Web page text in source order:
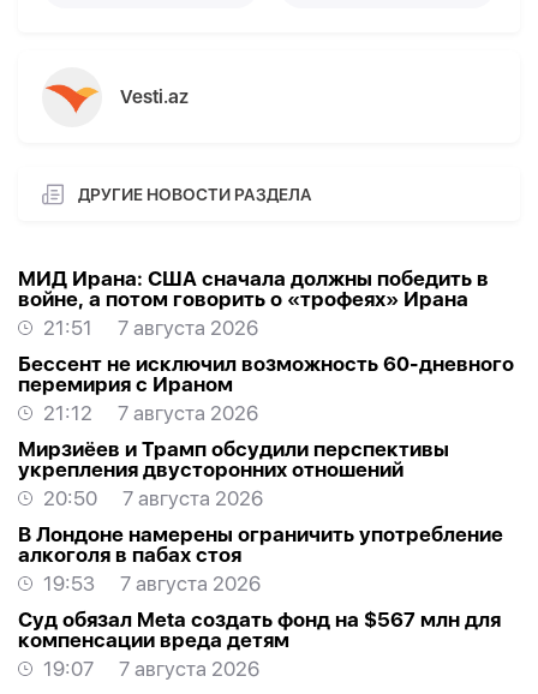
Vesti.az
ДРУГИЕ НОВОСТИ РАЗДЕЛА
МИД Ирана: США сначала должны победить в
войне, а потом говорить о «трофеях» Ирана
21:51
7 августа 2026
Бессент не исключил возможность 60-дневного
перемирия с Ираном
21:12
7 августа 2026
Мирзиёев и Трамп обсудили перспективы
укрепления двусторонних отношений
20:50
7 августа 2026
В Лондоне намерены ограничить употребление
алкоголя в пабах стоя
19:53
7 августа 2026
Суд обязал Meta создать фонд на $567 млн для
компенсации вреда детям
19:07
7 августа 2026